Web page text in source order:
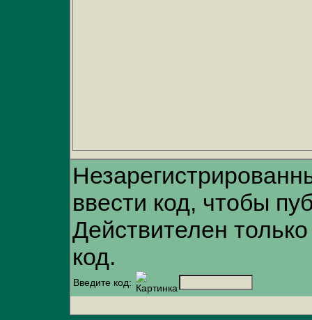
ввести код, чтобы
Действителен
код.
Введите код: